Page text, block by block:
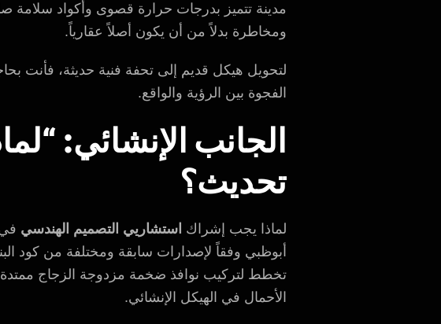
مدينة تتميز بدرجات حرارة قصوى وأكواد سلامة
ومخاطرة بدلاً من أن يكون أصلاً عقارياً.
لتحويل هيكل قديم إلى تحفة فنية حديثة، فأنت
الفجوة بين الرؤية والواقع.
الجانب الإنشائي:
تحديث؟
لماذا يجب إشراك استشاريي التصميم الهندسي
أبوظبي وفقاً لإصدارات سابقة ومختلفة من كود
تخطط لتركيب نوافذ ضخمة مزدوجة الزجاج ممتدة
الأحمال في الهيكل الإنشائي.